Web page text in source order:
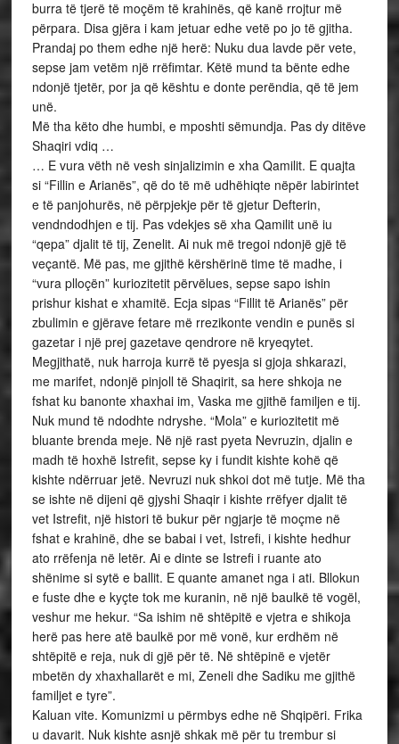
burra të tjerë të moçëm të krahinës, që kanë rrojtur më
përpara. Disa gjëra i kam jetuar edhe vetë po jo të gjitha.
Prandaj po them edhe një herë: Nuku dua lavde për vete,
sepse jam vetëm një rrëfimtar. Këtë mund ta bënte edhe
ndonjë tjetër, por ja që kështu e donte perëndia, që të jem
unë.
Më tha këto dhe humbi, e mposhti sëmundja. Pas dy ditëve
Shaqiri vdiq …
… E vura vëth në vesh sinjalizimin e xha Qamilit. E quajta
si “Fillin e Arianës”, që do të më udhëhiqte nëpër labirintet
e të panjohurës, në përpjekje për të gjetur Defterin,
vendndodhjen e tij. Pas vdekjes së xha Qamilit unë iu
“qepa” djalit të tij, Zenelit. Ai nuk më tregoi ndonjë gjë të
veçantë. Më pas, me gjithë kërshërinë time të madhe, i
“vura plloçën” kuriozitetit përvëlues, sepse sapo ishin
prishur kishat e xhamitë. Ecja sipas “Fillit të Arianës” për
zbulimin e gjërave fetare më rrezikonte vendin e punës si
gazetar i një prej gazetave qendrore në kryeqytet.
Megjithatë, nuk harroja kurrë të pyesja si gjoja shkarazi,
me marifet, ndonjë pinjoll të Shaqirit, sa here shkoja ne
fshat ku banonte xhaxhai im, Vaska me gjithë familjen e tij.
Nuk mund të ndodhte ndryshe. “Mola” e kuriozitetit më
bluante brenda meje. Në një rast pyeta Nevruzin, djalin e
madh të hoxhë Istrefit, sepse ky i fundit kishte kohë që
kishte ndërruar jetë. Nevruzi nuk shkoi dot më tutje. Më tha
se ishte në dijeni që gjyshi Shaqir i kishte rrëfyer djalit të
vet Istrefit, një histori të bukur për ngjarje të moçme në
fshat e krahinë, dhe se babai i vet, Istrefi, i kishte hedhur
ato rrëfenja në letër. Ai e dinte se Istrefi i ruante ato
shënime si sytë e ballit. E quante amanet nga i ati. Bllokun
e fuste dhe e kyçte tok me kuranin, në një baulkë të vogël,
veshur me hekur. “Sa ishim në shtëpitë e vjetra e shikoja
herë pas here atë baulkë por më vonë, kur erdhëm në
shtëpitë e reja, nuk di gjë për të. Në shtëpinë e vjetër
mbetën dy xhaxhallarët e mi, Zeneli dhe Sadiku me gjithë
familjet e tyre”.
Kaluan vite. Komunizmi u përmbys edhe në Shqipëri. Frika
u davarit. Nuk kishte asnjë shkak më për tu trembur si